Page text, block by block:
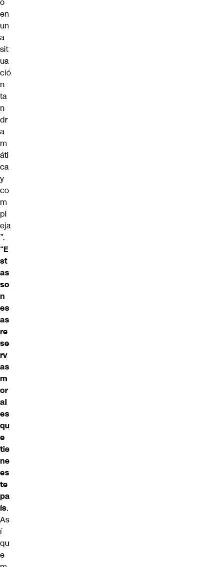
en
un
a
sit
ua
ció
n
ta
n
dr
a
m
áti
ca
y
co
m
pl
eja
”.
“E
st
as
so
n
es
as
re
se
rv
as
m
or
al
es
qu
e
tie
ne
es
te
pa
ís.
As
í
qu
e